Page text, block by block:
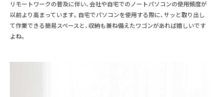
リモートワークの普及に伴い、会社や自宅でのノートパソコンの使用頻度が
以前より高まっています。自宅でパソコンを使用する際に、サッと取り出し
て作業できる簡易スペースと、収納も兼ね備えたワゴンがあれば嬉しいです
よね。